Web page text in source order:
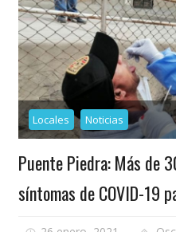
Locales Noticias
Puente Piedra: Más de
síntomas de COVID-19